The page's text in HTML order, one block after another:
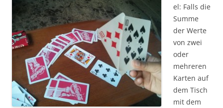
el: Falls die
Summe
der Werte
von zwei
oder
mehreren
Karten auf
dem Tisch
mit dem